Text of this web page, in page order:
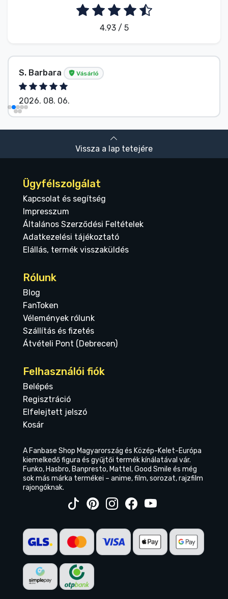
4.93 / 5
S. Barbara Vásárló
2026. 08. 06.
Vissza a lap tetejére
Ügyfélszolgálat
Kapcsolat és segítség
Impresszum
Általános Szerződési Feltételek
Adatkezelési tájékoztató
Elállás, termék visszaküldés
Rólunk
Blog
FanToken
Vélemények rólunk
Szállítás és fizetés
Átvételi Pont (Debrecen)
Felhasználói fiók
Belépés
Regisztráció
Elfelejtett jelszó
Kosár
A Fanbase Shop Magyarország és Közép-Kelet-Európa
kiemelkedő figura és gyűjtői termék kínálatával vár.
Funko, Hasbro, Banpresto, Mattel, Good Smile és még
sok más márka termékei – anime, film, sorozat, rajzfilm
rajongóknak.